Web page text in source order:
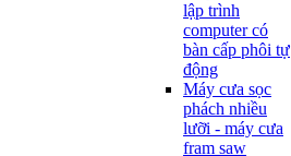
lập trình
computer có
bàn cấp phôi tự
động
Máy cưa sọc
phách nhiều
lưỡi - máy cưa
fram saw